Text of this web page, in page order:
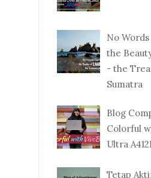
No
the
- the
Sumatra
Blog
Colorful
Ultra
Tetap